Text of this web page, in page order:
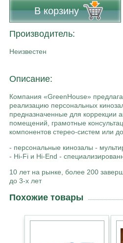
В корзину
Производитель:
Неизвестен
Описание:
Компания «GreenHouse»
реализацию персональных
предназначенные для коррекции
помещений, грамотные
компонентов стерео-систем или
- персональные кинозалы -
- Hi-Fi и Hi-End -
10 лет на рынке, более 200
до 3-х лет
Похожие товары